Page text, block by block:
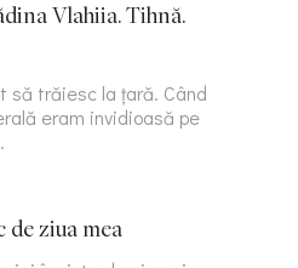
Vlahiia. Tihnă.
să trăiesc la țară. Când
eram invidioasă pe
de ziua mea